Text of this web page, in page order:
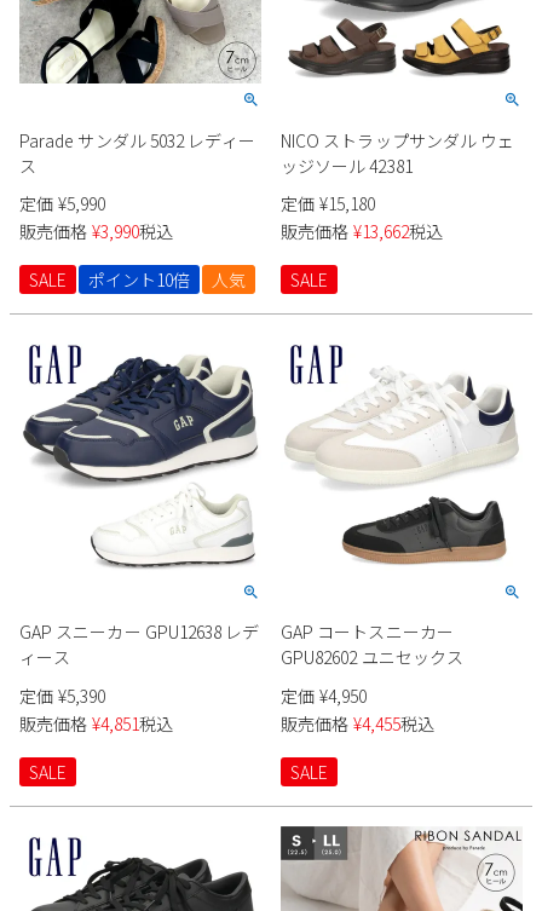
Parade サンダル 5032 レディー
ス
定価 ¥5,990
販売価格 ¥3,990税込
SALE
ポイント10倍 人気
NICO ストラップサンダル ウェ
ッジソール 42381
定価 ¥15,180
販売価格 ¥13,662税込
SALE
GAP スニーカー GPU12638 レデ
ィース
定価 ¥5,390
販売価格 ¥4,851税込
SALE
GAP コートスニーカー
GPU82602 ユニセックス
定価 ¥4,950
販売価格 ¥4,455税込
SALE